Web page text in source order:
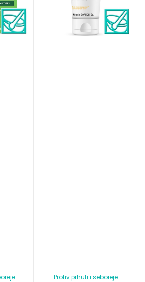
Protiv prhuti i seboreje